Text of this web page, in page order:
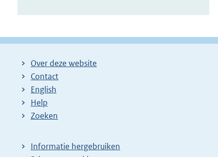
Over deze website
Contact
English
Help
Zoeken
Informatie hergebruiken